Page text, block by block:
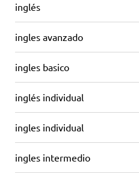
inglés
ingles avanzado
ingles basico
inglés individual
ingles individual
ingles intermedio